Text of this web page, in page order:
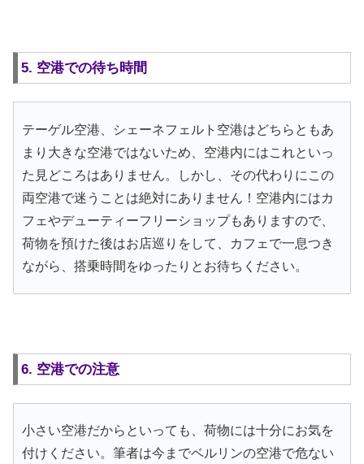
5. 空港での待ち時間
テーゲル空港、シェーネフェルト空港はどちらともあ
まり大きな空港ではないため、空港内にはこれといっ
た見どころはありません。しかし、その代わりにこの
両空港で迷うことは絶対にありません！空港内にはカ
フェやデューティーフリーショップもありますので、
荷物を預けた後はお店巡りをして、カフェで一息つき
ながら、搭乗時間をゆったりとお待ちください。
6. 空港での注意
小さい空港だからといっても、荷物には十分にお気を
付けください。筆者は今までベルリンの空港で危ない